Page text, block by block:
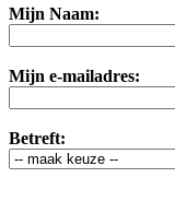
Mijn Naam:
Mijn e-mailadres:
Betreft: